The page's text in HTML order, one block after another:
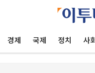
경제 국제 정치 사